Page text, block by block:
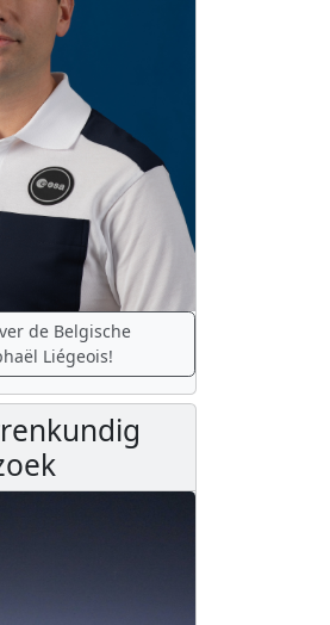
de Belgische
Liégeois!